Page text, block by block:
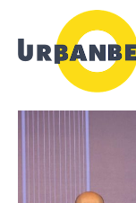
contenido